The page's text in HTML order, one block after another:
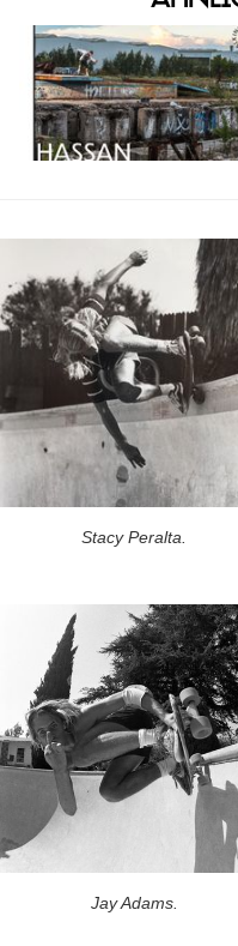
Stacy Peralta.
Jay Adams.